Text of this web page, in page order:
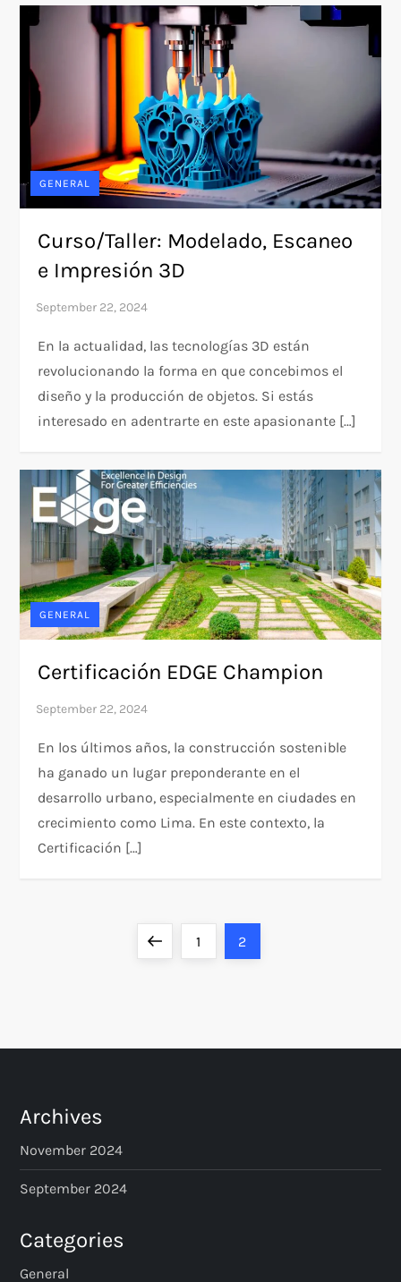
GENERAL
Curso/Taller: Modelado, Escaneo
e Impresión 3D
En la actualidad, las tecnologías 3D están
revolucionando la forma en que concebimos el
diseño y la producción de objetos. Si estás
interesado en adentrarte en este apasionante […]
GENERAL
Certificación EDGE Champion
En los últimos años, la construcción sostenible
ha ganado un lugar preponderante en el
desarrollo urbano, especialmente en ciudades en
crecimiento como Lima. En este contexto, la
Certificación […]
s
p
a
g
PreviousPage
1 Page
2
Archives
November 2024
September 2024
Categories
General